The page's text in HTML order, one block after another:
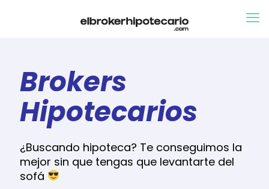
Brokers
Hipotecarios
¿Buscando hipoteca? Te conseguimos la
mejor sin que tengas que levantarte del
sofá